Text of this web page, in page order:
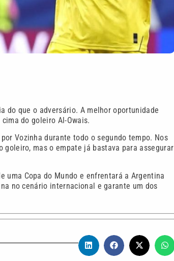
do que o adversário. A melhor oportunidade
do goleiro Al-Owais.
Vozinha durante todo o segundo tempo. Nos
goleiro, mas o empate já bastava para assegurar
uma Copa do Mundo e enfrentará a Argentina
no cenário internacional e garante um dos